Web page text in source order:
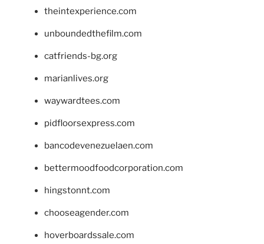
theintexperience.com
unboundedthefilm.com
catfriends-bg.org
marianlives.org
waywardtees.com
pidfloorsexpress.com
bancodevenezuelaen.com
bettermoodfoodcorporation.com
hingstonnt.com
chooseagender.com
hoverboardssale.com